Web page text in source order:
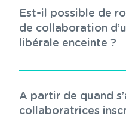
Est-il possible de
de collaboration
libérale enceinte ?
A partir de quand
collaboratrices